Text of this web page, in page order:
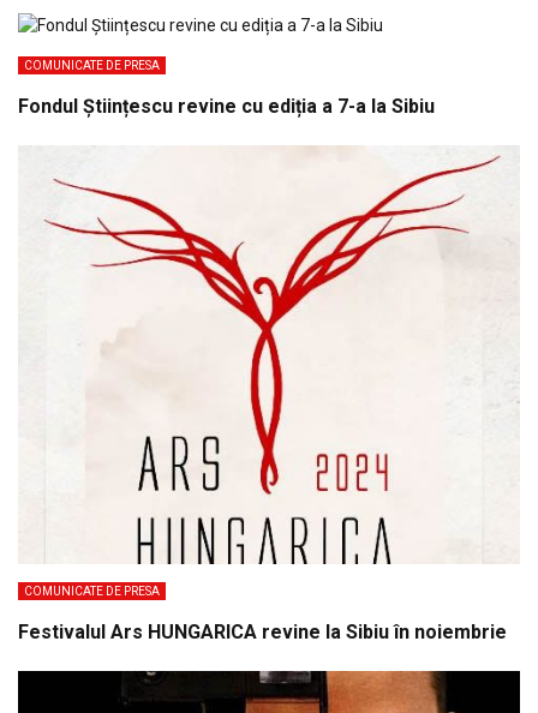
COMUNICATE DE PRESA
Fondul Științescu revine cu ediția a 7-a la Sibiu
COMUNICATE DE PRESA
Festivalul Ars HUNGARICA revine la Sibiu în noiembrie